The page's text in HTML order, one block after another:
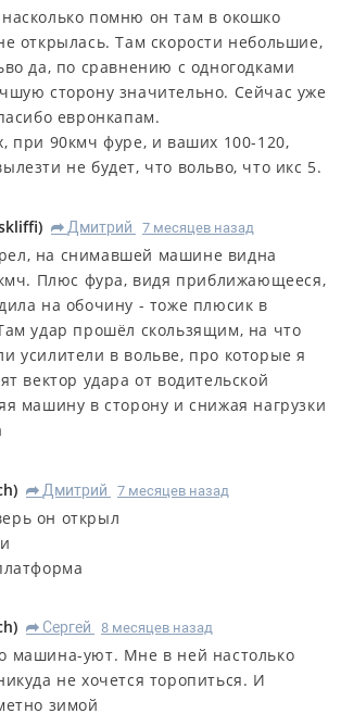
помню он там в окошко
открылась. Там скорости небольшие,
да, по сравнению с одногодками
сторону значительно. Сейчас уже
евронкапам.
при 90кмч фуре, и ваших 100-120,
не будет, что вольво, что икс 5.
) R Дмитрий 7 месяцев назад
на снимавшей машине видна
Плюс фура, видя приближающееся,
на обочину - тоже плюсик в
удар прошёл скользящим, на что
усилители в вольве, про которые я
вектор удара от водительской
машину в сторону и снижая нагрузки
) R Дмитрий 7 месяцев назад
он открыл
) R Сергей 8 месяцев назад
машина-уют. Мне в ней настолько
не хочется торопиться. И
зимой